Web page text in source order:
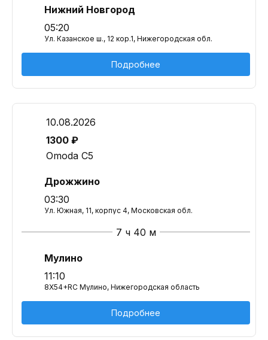
Нижний Новгород
05:20
Ул. Казанское ш., 12 кор.1, Нижегородская обл.
Подробнее
10.08.2026
1300 ₽
Omoda C5
Дрожжино
03:30
Ул. Южная, 11, корпус 4, Московская обл.
7 ч 40 м
Мулино
11:10
8X54+RC Мулино, Нижегородская область
Подробнее